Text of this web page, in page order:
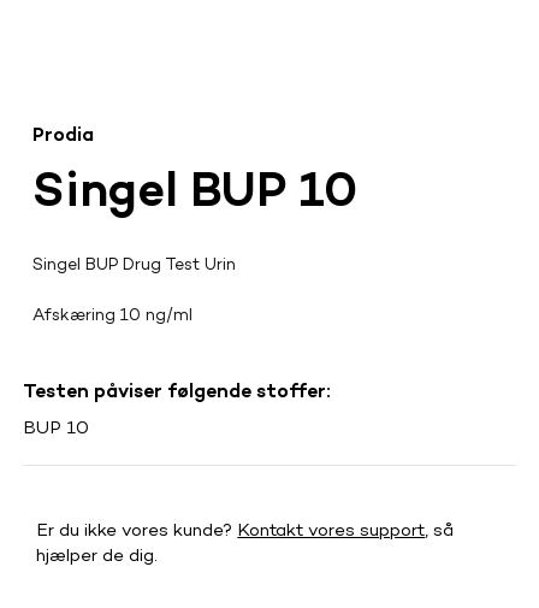
Singel BUP 10
Prodia
Singel BUP Drug Test Urin
Afskæring 10 ng/ml
Er du ikke vores kunde? Kontakt vores support, så
hjælper de dig.
Testen påviser følgende stoffer:
BUP 10